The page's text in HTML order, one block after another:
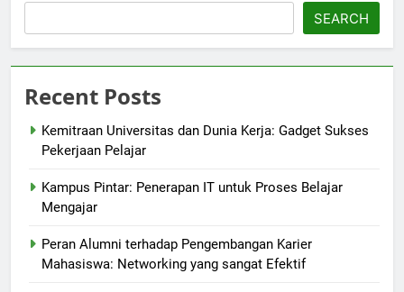
SEARCH
Recent Posts
Kemitraan Universitas dan Dunia Kerja: Gadget Sukses
Pekerjaan Pelajar
Kampus Pintar: Penerapan IT untuk Proses Belajar
Mengajar
Peran Alumni terhadap Pengembangan Karier
Mahasiswa: Networking yang sangat Efektif